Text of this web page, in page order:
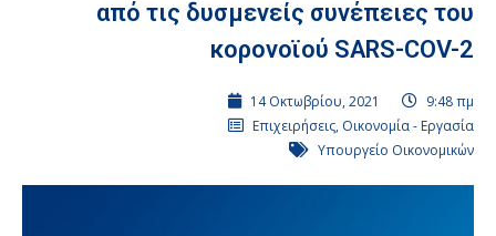
από τις δυσμενείς συνέπειες του
κορονοϊού SARS-COV-2
14 Οκτωβρίου, 2021
9:48 πμ
Επιχειρήσεις, Οικονομία - Εργασία
Υπουργείο Οικονομικών